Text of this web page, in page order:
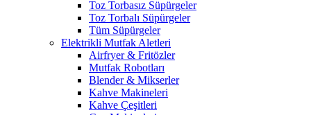
Toz Torbasız Süpürgeler
Toz Torbalı Süpürgeler
Tüm Süpürgeler
Elektrikli Mutfak Aletleri
Airfryer & Fritözler
Mutfak Robotları
Blender & Mikserler
Kahve Makineleri
Kahve Çeşitleri